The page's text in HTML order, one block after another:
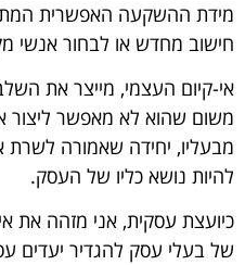
מידת ההשקעה האפשרית
חישוב מחדש או לבחור אנשי
אי-קיום העצמי, מייצר את
משום שהוא לא מאפשר ליצור
מבעליו, יחידה שאמורה
להיות נושא כליו של העסק.
כיועצת עסקית, אני מזהה את
של בעלי עסק להגדיר יעדים